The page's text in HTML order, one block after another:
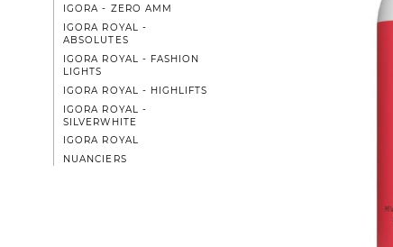
IGORA - ZERO AMM
IGORA ROYAL -
ABSOLUTES
IGORA ROYAL - FASHION
LIGHTS
IGORA ROYAL - HIGHLIFTS
IGORA ROYAL -
SILVERWHITE
IGORA ROYAL
NUANCIERS